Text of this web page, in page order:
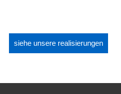
siehe unsere realisierungen